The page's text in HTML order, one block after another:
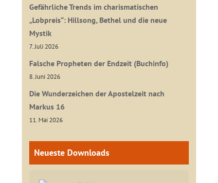
Gefährliche Trends im charismatischen
„Lobpreis“: Hillsong, Bethel und die neue
Mystik
7. Juli 2026
Falsche Propheten der Endzeit (Buchinfo)
8. Juni 2026
Die Wunderzeichen der Apostelzeit nach
Markus 16
11. Mai 2026
Neueste Downloads